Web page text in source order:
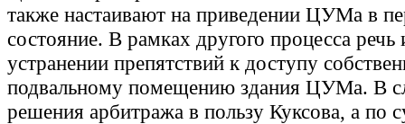
также настаивают на приведении ЦУМа в
состояние. В рамках другого процесса речь
устранении препятствий к доступу
подвальному помещению здания ЦУМа. В
решения арбитража в пользу Куксова, а по